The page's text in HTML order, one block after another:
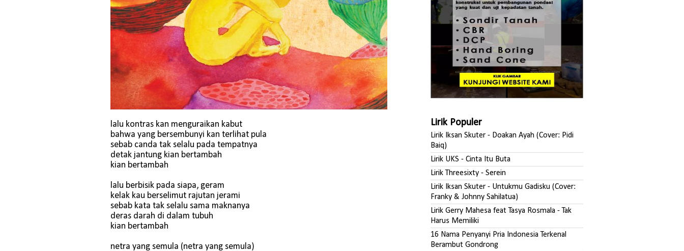
lalu kontras kan menguraikan kabut
bahwa yang bersembunyi kan terlihat pula
sebab canda tak selalu pada tempatnya
detak jantung kian bertambah
kian bertambah
lalu berbisik pada siapa, geram
kelak kau berselimut rajutan jerami
sebab kata tak selalu sama maknanya
deras darah di dalam tubuh
kian bertambah
netra yang semula (netra yang semula)
Lirik Populer
Lirik Iksan Skuter - Doakan Ayah (Cover: Pidi
Baiq)
Lirik UKS - Cinta Itu Buta
Lirik Threesixty - Serein
Lirik Iksan Skuter - Untukmu Gadisku (Cover:
Franky & Johnny Sahilatua)
Lirik Gerry Mahesa feat Tasya Rosmala - Tak
Harus Memiliki
16 Nama Penyanyi Pria Indonesia Terkenal
Berambut Gondrong